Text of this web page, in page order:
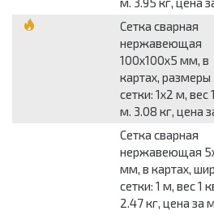
Сетка сварная
нержавеющая
100x100x5 мм, в
картах, размеры
сетки: 1x2 м, вес
м. 3.08 кг, цена
Сетка сварная
нержавеющая
мм, в картах,
сетки: 1 м, вес 1
2.47 кг, цена за